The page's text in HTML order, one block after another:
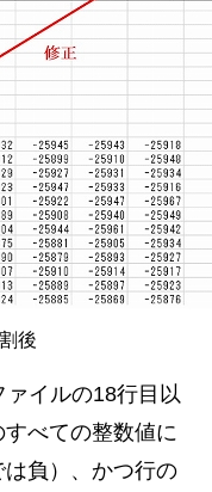
後
イルの18行目以
べての整数値に
負）、かつ行の